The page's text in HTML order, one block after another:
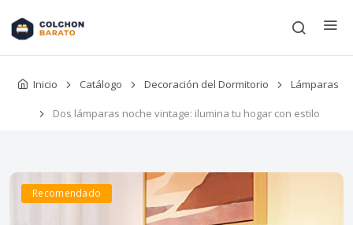
Inicio Catálogo Decoración del Dormitorio Lámparas
Dos lámparas noche vintage: ilumina tu hogar con estilo
Recomendado